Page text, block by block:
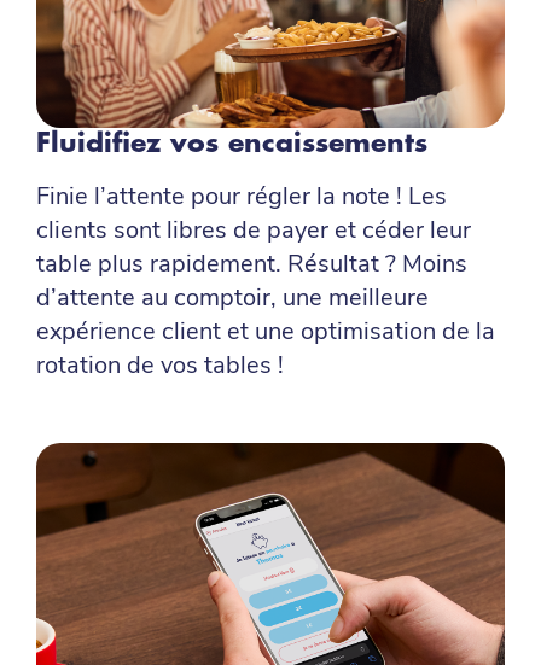
Fluidifiez vos encaissements
Finie l’attente pour régler la note ! Les
clients sont libres de payer et céder leur
table plus rapidement. Résultat ? Moins
d’attente au comptoir, une meilleure
expérience client et une optimisation de la
rotation de vos tables !